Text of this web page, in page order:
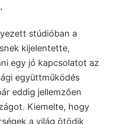
stúdióban a
kijelentette,
egy jó kapcsolatot az
együttműködés
eddig jellemzően
Kiemelte, hogy
a világ ötödik